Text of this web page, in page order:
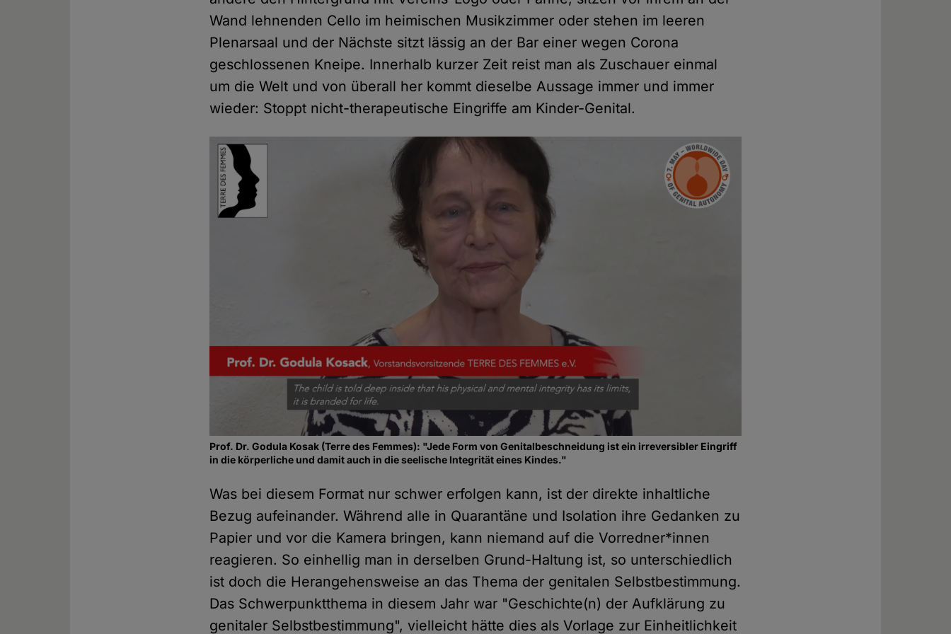
Wand lehnenden Cello im heimischen Musikzimmer oder stehen im leeren
Plenarsaal und der Nächste sitzt lässig an der Bar einer wegen Corona
geschlossenen Kneipe. Innerhalb kurzer Zeit reist man als Zuschauer einmal
um die Welt und von überall her kommt dieselbe Aussage immer und immer
wieder: Stoppt nicht-therapeutische Eingriffe am Kinder-Genital.
Prof. Dr. Godula Kosak (Terre des Femmes): "Jede Form von Genitalbeschneidung ist ein irreversibler Eingriff
in die körperliche und damit auch in die seelische Integrität eines Kindes."
Was bei diesem Format nur schwer erfolgen kann, ist der direkte inhaltliche
Bezug aufeinander. Während alle in Quarantäne und Isolation ihre Gedanken zu
Papier und vor die Kamera bringen, kann niemand auf die Vorredner*innen
reagieren. So einhellig man in derselben Grund-Haltung ist, so unterschiedlich
ist doch die Herangehensweise an das Thema der genitalen Selbstbestimmung.
Das Schwerpunktthema in diesem Jahr war "Geschichte(n) der Aufklärung zu
genitaler Selbstbestimmung", vielleicht hätte dies als Vorlage zur Einheitlichkeit